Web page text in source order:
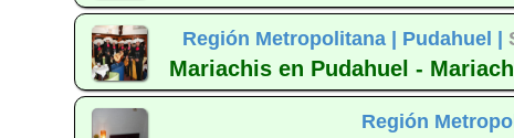
Región Metropolitana | Pudahuel |
Mariachis en Pudahuel -
Región